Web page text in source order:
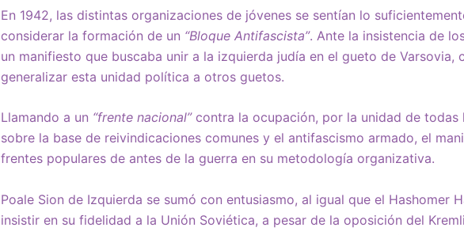
En 1942, las distintas organizaciones de jóvenes se sentían lo
considerar la formación de un “Bloque Antifascista”. Ante la insistencia de
un manifiesto que buscaba unir a la izquierda judía en el gueto de Varsovia,
generalizar esta unidad política a otros guetos.
Llamando a un “frente nacional”contra la ocupación, por la unidad de todas
sobre la base de reivindicaciones comunes y el antifascismo armado, el
frentes populares de antes de la guerra en su metodología organizativa.
Poale Sion de Izquierda se sumó con entusiasmo, al igual que el Hashomer
insistir en su fidelidad a la Unión Soviética, a pesar de la oposición del